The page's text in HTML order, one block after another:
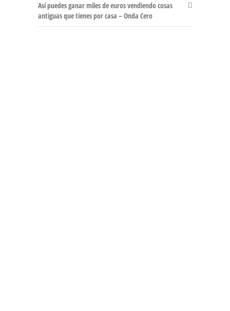
Así puedes ganar miles de euros vendiendo cosas
antiguas que tienes por casa – Onda Cero